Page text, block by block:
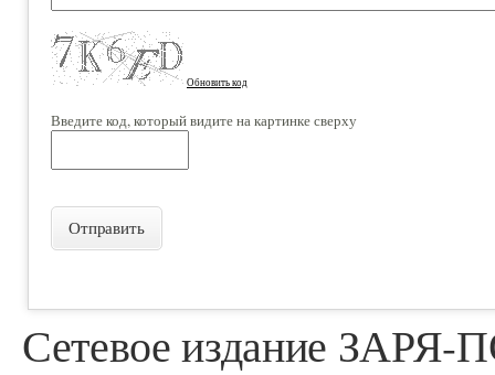
Обновить код
Введите код, который видите на картинке сверху
Отправить
Сетевое издание